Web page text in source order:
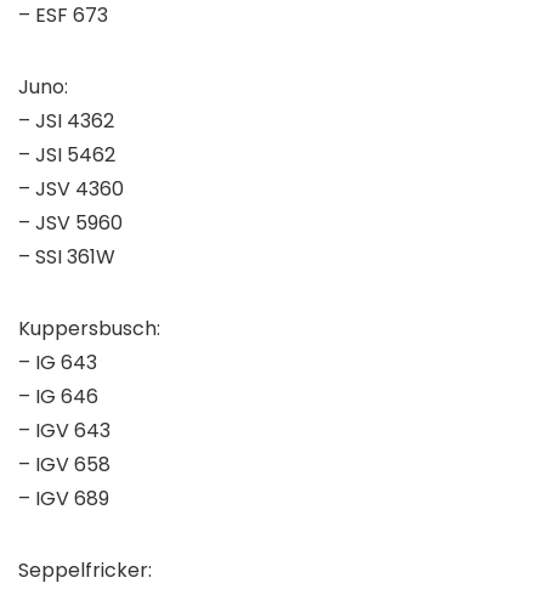
– ESF 673
Juno:
– JSI 4362
– JSI 5462
– JSV 4360
– JSV 5960
– SSI 361W
Kuppersbusch:
– IG 643
– IG 646
– IGV 643
– IGV 658
– IGV 689
Seppelfricker: